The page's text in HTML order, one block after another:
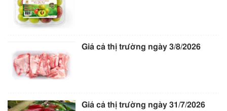
Giá cả thị trường ngày 3/8/2026
Giá cả thị trường ngày 31/7/2026